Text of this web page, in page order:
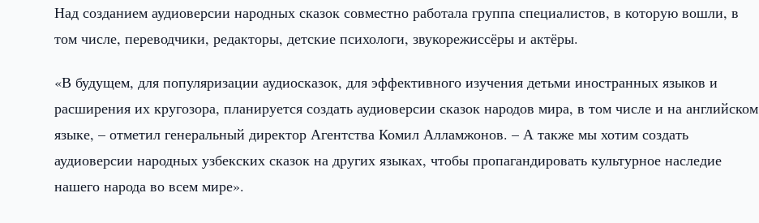
Над созданием аудиоверсии народных сказок совместно работала группа специалистов, в которую вошли, в
том числе, переводчики, редакторы, детские психологи, звукорежиссёры и актёры.
«В будущем, для популяризации аудиосказок, для эффективного изучения детьми иностранных языков и
расширения их кругозора, планируется создать аудиоверсии сказок народов мира, в том числе и на английском
языке, – отметил генеральный директор Агентства Комил Алламжонов. – А также мы хотим создать
аудиоверсии народных узбекских сказок на других языках, чтобы пропагандировать культурное наследие
нашего народа во всем мире».